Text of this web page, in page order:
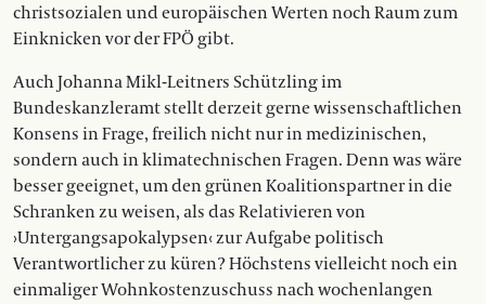
christsozialen und europäischen Werten noch Raum zum
Einknicken vor der FPÖ gibt.
Auch Johanna Mikl-Leitners Schützling im
Bundeskanzleramt stellt derzeit gerne wissenschaftlichen
Konsens in Frage, freilich nicht nur in medizinischen,
sondern auch in klimatechnischen Fragen. Denn was wäre
besser geeignet, um den grünen Koalitionspartner in die
Schranken zu weisen, als das Relativieren von
›Untergangsapokalypsen‹ zur Aufgabe politisch
Verantwortlicher zu küren? Höchstens vielleicht noch ein
einmaliger Wohnkostenzuschuss nach wochenlangen